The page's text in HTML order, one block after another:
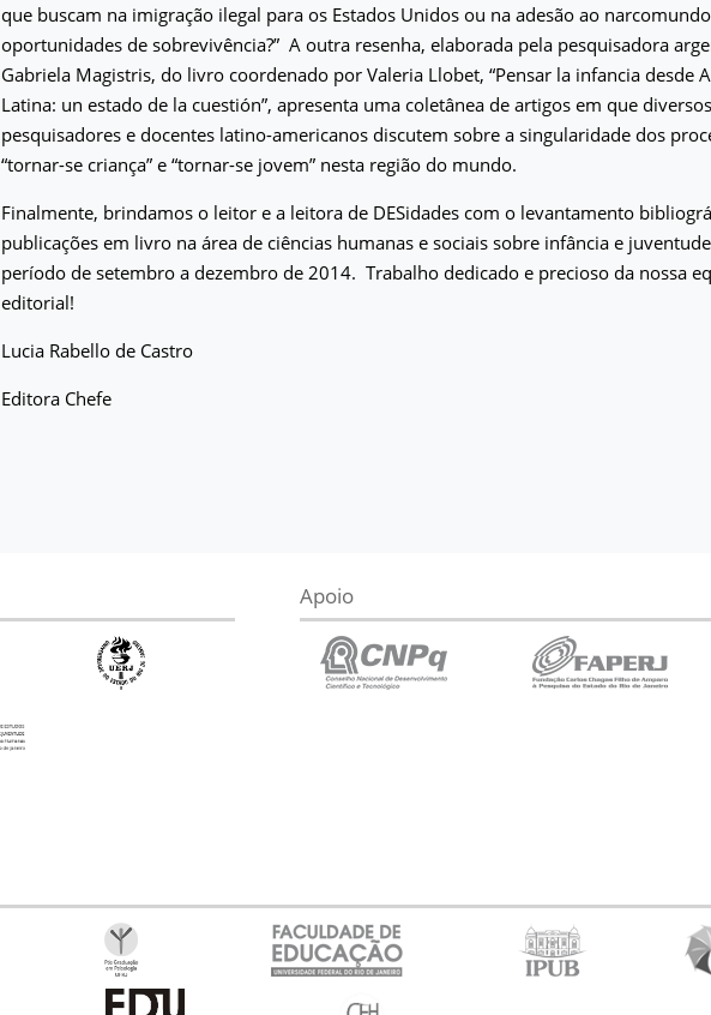
que buscam na imigração ilegal para os Estados Unidos ou na adesão ao narcomundo
oportunidades de sobrevivência?” A outra resenha, elaborada pela pesquisadora
Gabriela Magistris, do livro coordenado por Valeria Llobet, “Pensar la infancia desde
Latina: un estado de la cuestión”, apresenta uma coletânea de artigos em que diversos
pesquisadores e docentes latino-americanos discutem sobre a singularidade dos
“tornar-se criança” e “tornar-se jovem” nesta região do mundo.
Finalmente, brindamos o leitor e a leitora de DESidades com o levantamento
publicações em livro na área de ciências humanas e sociais sobre infância e
período de setembro a dezembro de 2014. Trabalho dedicado e precioso da nossa
editorial!
Lucia Rabello de Castro
Editora Chefe
Apoio